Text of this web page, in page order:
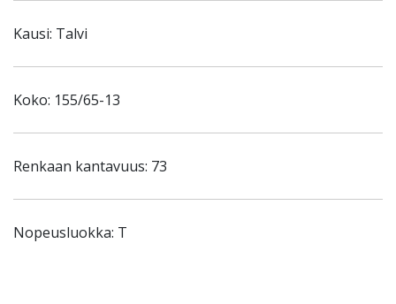
Kausi: Talvi
Koko: 155/65-13
Renkaan kantavuus: 73
Nopeusluokka: T